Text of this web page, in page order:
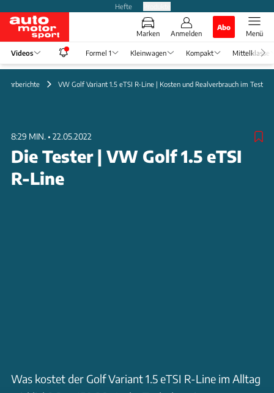
Hefte
Marken Anmelden
Abo
Menü
Videos Formel 1 Kleinwagen Kompakt Mittelklasse
Fahrberichte VW Golf Variant 1.5 eTSI R-Line | Kosten und Realverbrauch im Test
8:29 MIN. • 22.05.2022
Die Tester | VW Golf 1.5 eTSI
R-Line
Was kostet der Golf Variant 1.5 eTSI R-Line im Alltag